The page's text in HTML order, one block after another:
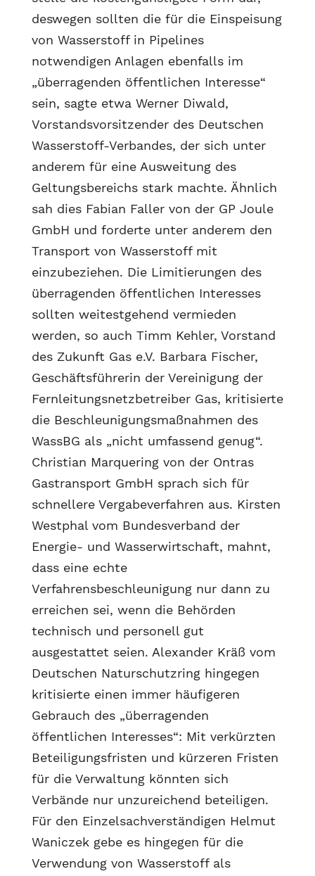
deswegen sollten die für die Einspeisung
von Wasserstoff in Pipelines
notwendigen Anlagen ebenfalls im
„überragenden öffentlichen Interesse“
sein, sagte etwa Werner Diwald,
Vorstandsvorsitzender des Deutschen
Wasserstoff-Verbandes, der sich unter
anderem für eine Ausweitung des
Geltungsbereichs stark machte. Ähnlich
sah dies Fabian Faller von der GP Joule
GmbH und forderte unter anderem den
Transport von Wasserstoff mit
einzubeziehen. Die Limitierungen des
überragenden öffentlichen Interesses
sollten weitestgehend vermieden
werden, so auch Timm Kehler, Vorstand
des Zukunft Gas e.V. Barbara Fischer,
Geschäftsführerin der Vereinigung der
Fernleitungsnetzbetreiber Gas, kritisierte
die Beschleunigungsmaßnahmen des
WassBG als „nicht umfassend genug“.
Christian Marquering von der Ontras
Gastransport GmbH sprach sich für
schnellere Vergabeverfahren aus. Kirsten
Westphal vom Bundesverband der
Energie- und Wasserwirtschaft, mahnt,
dass eine echte
Verfahrensbeschleunigung nur dann zu
erreichen sei, wenn die Behörden
technisch und personell gut
ausgestattet seien. Alexander Kräß vom
Deutschen Naturschutzring hingegen
kritisierte einen immer häufigeren
Gebrauch des „überragenden
öffentlichen Interesses“: Mit verkürzten
Beteiligungsfristen und kürzeren Fristen
für die Verwaltung könnten sich
Verbände nur unzureichend beteiligen.
Für den Einzelsachverständigen Helmut
Waniczek gebe es hingegen für die
Verwendung von Wasserstoff als